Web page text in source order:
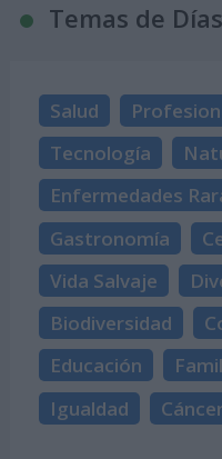
Temas de
Salud
Tecnología
Enfermedades
Gastronomía
Vida Salvaje
Biodiversidad
Educación
Igualdad